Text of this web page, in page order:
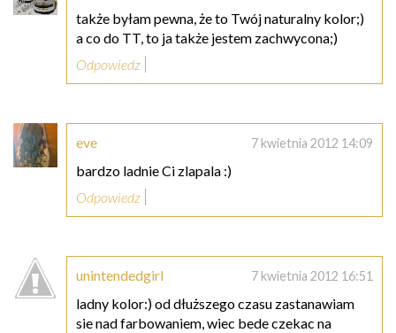
także byłam pewna, że to Twój naturalny kolor;)
a co do TT, to ja także jestem zachwycona;)
Odpowiedz
eve 7 kwietnia 2012 14:09
bardzo ladnie Ci zlapala :)
Odpowiedz
unintendedgirl 7 kwietnia 2012 16:51
ladny kolor:) od dłuższego czasu zastanawiam
sie nad farbowaniem, wiec bede czekac na